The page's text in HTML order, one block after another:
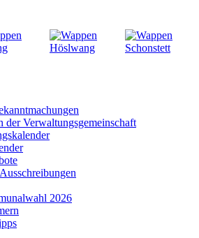
der Verwaltungsgemeinschaft
2026